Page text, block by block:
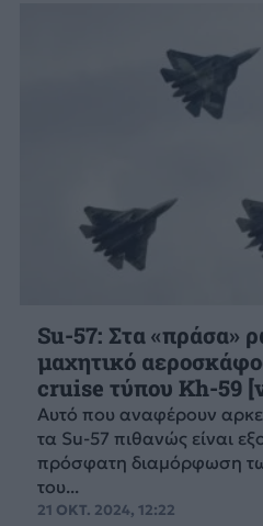
Su-57: Στα «πράσα»
μαχητικό
cruise τύπου Kh-59
Αυτό που αναφέρουν
τα Su-57 πιθανώς είναι
πρόσφατη διαμόρφωση
του...
21 ΟΚΤ. 2024, 12:22